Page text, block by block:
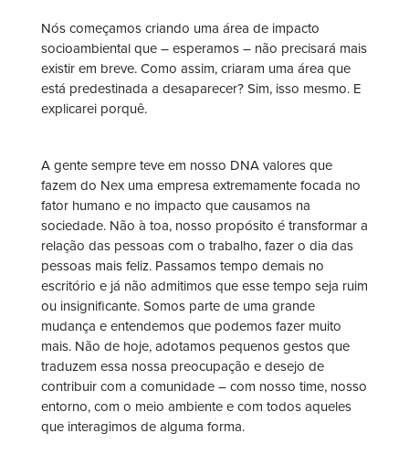
Nós começamos criando uma área de impacto
socioambiental que – esperamos – não precisará mais
existir em breve. Como assim, criaram uma área que
está predestinada a desaparecer? Sim, isso mesmo. E
explicarei porquê.
A gente sempre teve em nosso DNA valores que
fazem do Nex uma empresa extremamente focada no
fator humano e no impacto que causamos na
sociedade. Não à toa, nosso propósito é transformar a
relação das pessoas com o trabalho, fazer o dia das
pessoas mais feliz. Passamos tempo demais no
escritório e já não admitimos que esse tempo seja ruim
ou insignificante. Somos parte de uma grande
mudança e entendemos que podemos fazer muito
mais. Não de hoje, adotamos pequenos gestos que
traduzem essa nossa preocupação e desejo de
contribuir com a comunidade – com nosso time, nosso
entorno, com o meio ambiente e com todos aqueles
que interagimos de alguma forma.